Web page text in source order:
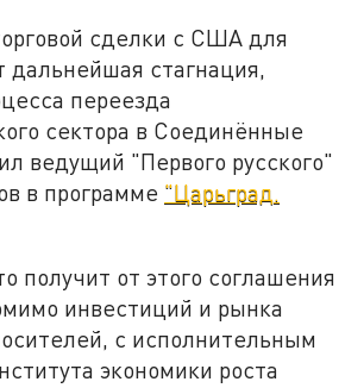
сделки с США для
дальнейшая стагнация,
переезда
сектора в Соединённые
ведущий "Первого русского"
в программе "Царьград.
получит от этого соглашения
инвестиций и рынка
с исполнительным
экономики роста